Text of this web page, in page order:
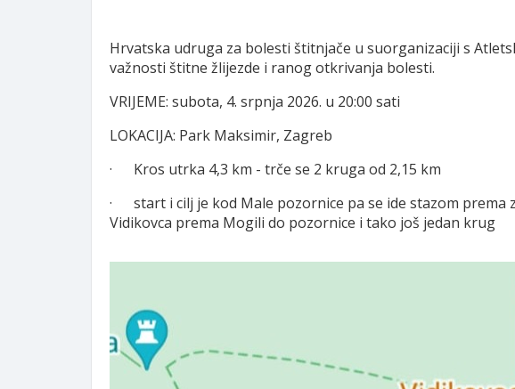
Hrvatska udruga za bolesti štitnjače u suorganizaciji s
važnosti štitne žlijezde i ranog otkrivanja bolesti.
VRIJEME: subota, 4. srpnja 2026. u 20:00 sati
LOKACIJA: Park Maksimir, Zagreb
· Kros utrka 4,3 km - trče se 2 kruga od 2,15 km
· start i cilj je kod Male pozornice pa se ide stazom prema
Vidikovca prema Mogili do pozornice i tako još jedan krug